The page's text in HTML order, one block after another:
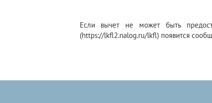
Если вычет не может быть
(https://lkfl2.nalog.ru/lkfl) появится